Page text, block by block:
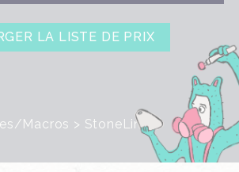
LA LISTE DE PRIX
Macros > StoneLine >